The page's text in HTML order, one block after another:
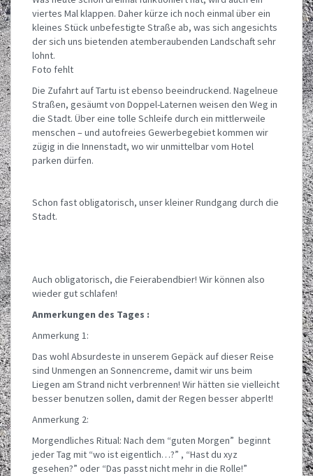
viertes Mal klappen. Daher kürze ich noch einmal über ein
kleines Stück unbefestigte Straße ab, was sich angesichts
der sich uns bietenden atemberaubenden Landschaft sehr
lohnt.
Foto fehlt
Die Zufahrt auf Tartu ist ebenso beeindruckend. Nagelneue
Straßen, gesäumt von Doppel-Laternen weisen den Weg in
die Stadt. Über eine tolle Schleife durch ein mittlerweile
menschen – und autofreies Gewerbegebiet kommen wir
zügig in die Innenstadt, wo wir unmittelbar vom Hotel
parken dürfen.
Schon fast obligatorisch, unser kleiner Rundgang durch die
Stadt.
Auch obligatorisch, die Feierabendbier! Wir können also
wieder gut schlafen!
Anmerkungen des Tages :
Anmerkung 1:
Das wohl Absurdeste in unserem Gepäck auf dieser Reise
sind Unmengen an Sonnencreme, damit wir uns beim
Liegen am Strand nicht verbrennen! Wir hätten sie vielleicht
besser benutzen sollen, damit der Regen besser abperlt!
Anmerkung 2:
Morgendliches Ritual: Nach dem “guten Morgen” beginnt
jeder Tag mit “wo ist eigentlich…?” , “Hast du xyz
gesehen?” oder “Das passt nicht mehr in die Rolle!”